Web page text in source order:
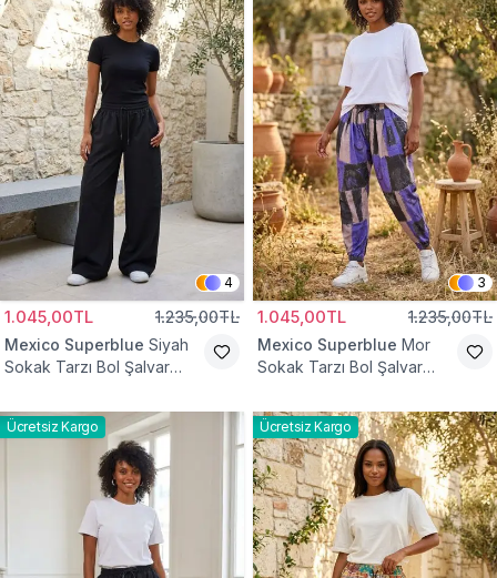
4
1.045,00TL 1.235,00TL
Mexico Superblue Siyah
Sokak Tarzı Bol Şalvar
3
1.045,00TL 1.235,00TL
Mexico Superblue Mor
Sokak Tarzı Bol Şalvar
Ücretsiz Kargo Ücretsiz Kargo